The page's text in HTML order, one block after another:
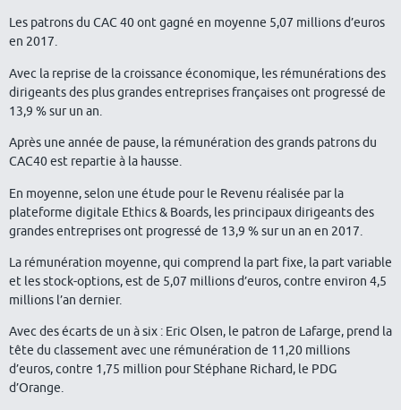
Les patrons du CAC 40 ont gagné en moyenne 5,07 millions d’euros
en 2017.
Avec la reprise de la croissance économique, les rémunérations des
dirigeants des plus grandes entreprises françaises ont progressé de
13,9 % sur un an.
Après une année de pause, la rémunération des grands patrons du
CAC40 est repartie à la hausse.
En moyenne, selon une étude pour le Revenu réalisée par la
plateforme digitale Ethics & Boards, les principaux dirigeants des
grandes entreprises ont progressé de 13,9 % sur un an en 2017.
La rémunération moyenne, qui comprend la part fixe, la part variable
et les stock-options, est de 5,07 millions d’euros, contre environ 4,5
millions l’an dernier.
Avec des écarts de un à six : Eric Olsen, le patron de Lafarge, prend la
tête du classement avec une rémunération de 11,20 millions
d’euros, contre 1,75 million pour Stéphane Richard, le PDG
d’Orange.